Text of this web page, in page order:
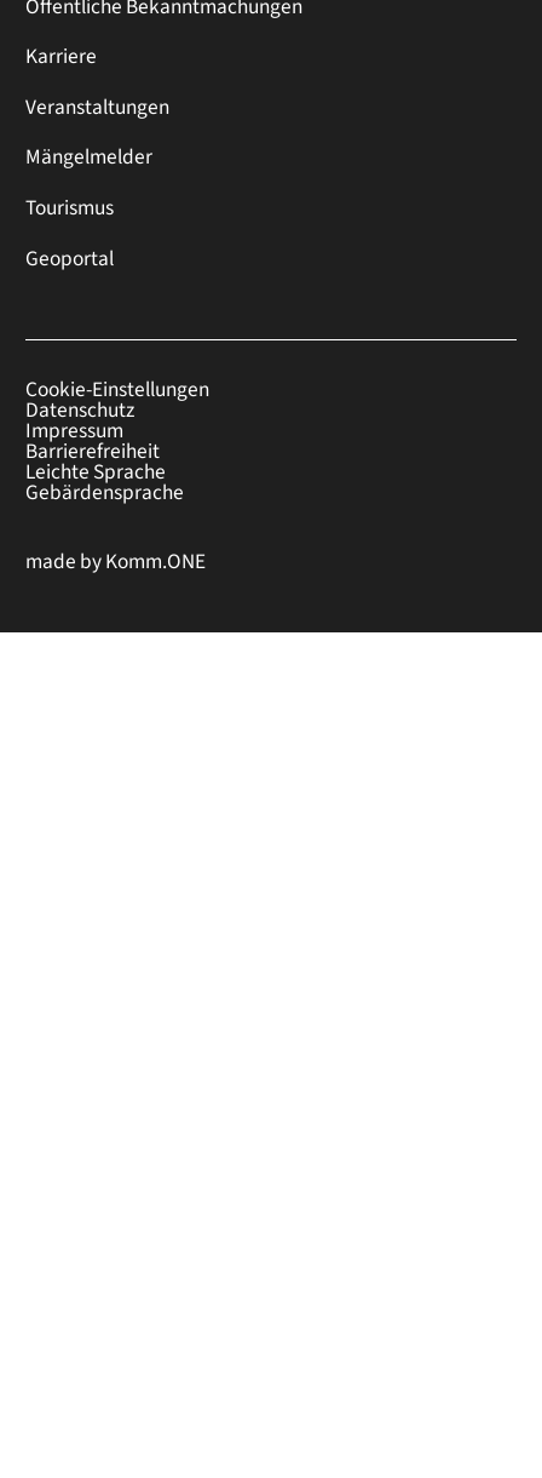
Öffentliche Bekanntmachungen
Karriere
Veranstaltungen
Mängelmelder
Tourismus
Geoportal
Cookie-Einstellungen
Datenschutz
Impressum
Barrierefreiheit
Leichte Sprache
Gebärdensprache
made byKomm.ONE